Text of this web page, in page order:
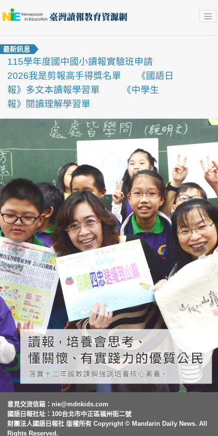
最新訊息
115學年度國中國小讀報實驗班申請
2026我是剪報高手得獎名單
《國語日
報》多文本讀報學習單
《中學生
報》閱讀理解學習單
意見交流信箱： nie@mdnkids.com
國語日報社址：100台北市中正區福州街二號
財團法人國語日報社 版權所有 Copyright © Mandarin Daily News. All
Rights Reserved.